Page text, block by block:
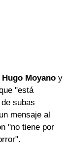
Hugo Moyano y
"está
subas
mensaje al
"no tiene por